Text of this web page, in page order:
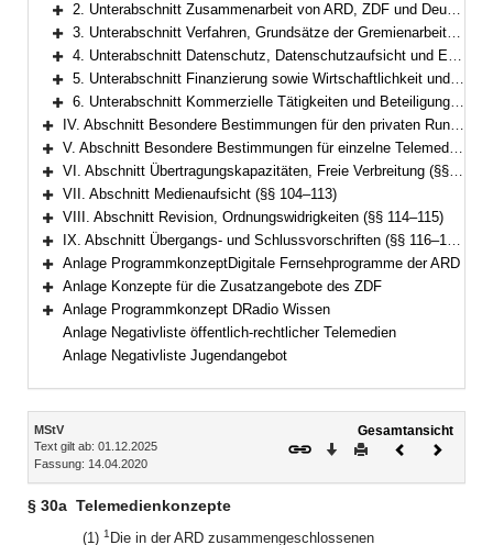
Bereich erweitern
2. Unterabschnitt Zusammenarbeit von ARD, ZDF und Deutschlandradio (§§ 30e–30f)
Bereich erweitern
3. Unterabschnitt Verfahren, Grundsätze der Gremienarbeit und Compliance (§§ 31–31h)
Bereich erweitern
4. Unterabschnitt Datenschutz, Datenschutzaufsicht und Einsatz künstlicher Intelligenz (§§ 31i–31m)
Bereich erweitern
5. Unterabschnitt Finanzierung sowie Wirtschaftlichkeit und Sparsamkeit (§§ 32–39b)
Bereich erweitern
6. Unterabschnitt Kommerzielle Tätigkeiten und Beteiligungen (§§ 40–49)
Bereich erweitern
IV. Abschnitt Besondere Bestimmungen für den privaten Rundfunk (§§ 50–73)
Bereich erweitern
V. Abschnitt Besondere Bestimmungen für einzelne Telemedien (§§ 74–99e)
Bereich erweitern
VI. Abschnitt Übertragungskapazitäten, Freie Verbreitung (§§ 100–103)
Bereich erweitern
VII. Abschnitt Medienaufsicht (§§ 104–113)
Bereich erweitern
VIII. Abschnitt Revision, Ordnungswidrigkeiten (§§ 114–115)
Bereich erweitern
IX. Abschnitt Übergangs- und Schlussvorschriften (§§ 116–122)
Bereich erweitern
Anlage ProgrammkonzeptDigitale Fernsehprogramme der ARD
Bereich erweitern
Anlage Konzepte für die Zusatzangebote des ZDF
Bereich erweitern
Anlage Programmkonzept DRadio Wissen
Anlage Negativliste öffentlich-rechtlicher Telemedien
Anlage Negativliste Jugendangebot
Inhalt
MStV
Text gilt ab: 01.12.2025
Fassung: 14.04.2020
Gesamtansicht
Download
DruckenVorheriges
§ 30a Telemedienkonzepte
(1) 1 Die in der ARD zusammengeschlossenen